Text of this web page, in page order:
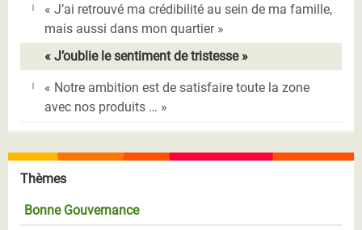
« J’ai retrouvé ma crédibilité au sein de ma famille,
mais aussi dans mon quartier »
« J’oublie le sentiment de tristesse »
« Notre ambition est de satisfaire toute la zone
avec nos produits … »
Thèmes
Bonne Gouvernance